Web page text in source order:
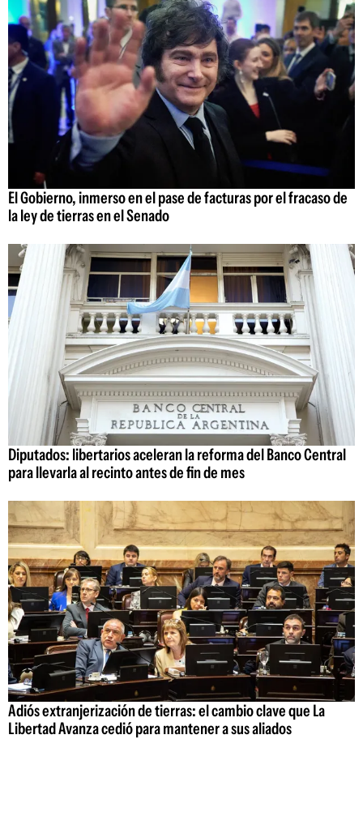
El Gobierno, inmerso en el pase de facturas por el fracaso de
la ley de tierras en el Senado
Diputados: libertarios aceleran la reforma del Banco Central
para llevarla al recinto antes de fin de mes
Adiós extranjerización de tierras: el cambio clave que La
Libertad Avanza cedió para mantener a sus aliados